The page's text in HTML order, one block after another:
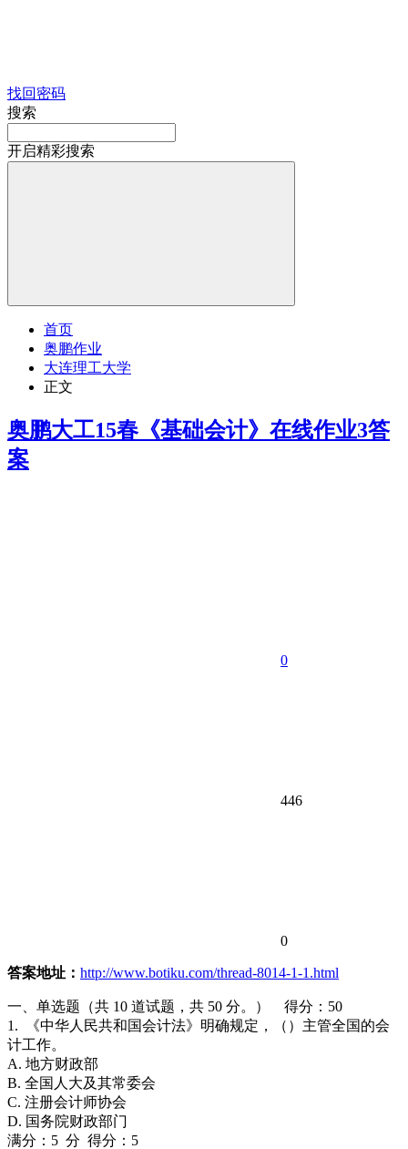
找回密码
搜索
开启精彩搜索
首页
奥鹏作业
大连理工大学
正文
奥鹏大工15春《基础会计》在线作业3答
案
0
446
0
答案地址： http://www.botiku.com/thread-8014-1-1.html
一、单选题（共 10 道试题，共 50 分。） 得分：50
1. 《中华人民共和国会计法》明确规定，（）主管全国的会
计工作。
A. 地方财政部
B. 全国人大及其常委会
C. 注册会计师协会
D. 国务院财政部门
满分：5 分 得分：5